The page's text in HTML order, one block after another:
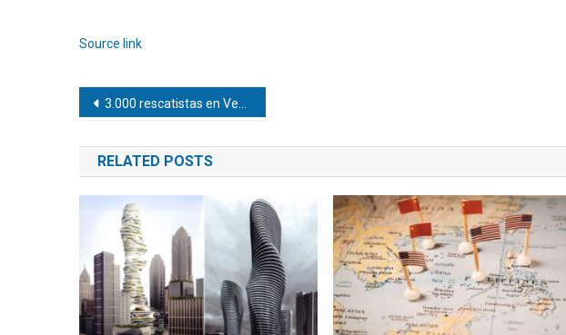
Source link
Navegación
de
entradas
3.000 rescatistas en Venezuela: 12 personas salvadas con vida en seis días
RELATED POSTS